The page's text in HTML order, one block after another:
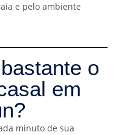
e pelo ambiente
o
em
minuto de sua